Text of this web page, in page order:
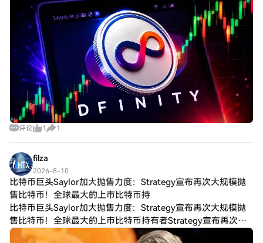
终于展现出强劲的复苏迹象。该代币已从近期 2.00 美元
评论 1 1
filza
2026-8-10
比特币巨头Saylor加大抛售力度：Strategy宣布再次大规模抛
售比特币！全球最大的上市比特币持
比特币巨头Saylor加大抛售力度：Strategy宣布再次大规模抛
售比特币！全球最大的上市比特币持有者Strategy宣布再次抛
售比特币。 据Strategy创始人Michael Saylor声明，